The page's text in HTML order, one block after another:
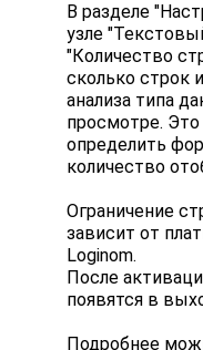
В разделе
узле
"Количество
сколько строк
анализа типа
просмотре.
определить
количество
Ограничение
зависит от
Loginom.
После
появятся в
Подробнее